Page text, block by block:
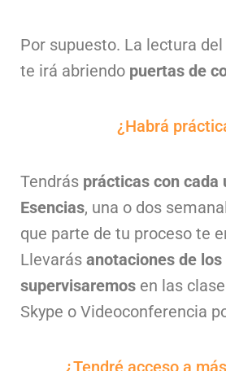
Por supuesto. La lectura del
te irá abriendo puertas de
¿Habrá
Tendrás prácticas con cada
Esencias, una o dos
que parte de tu proceso te
Llevarás anotaciones de
supervisaremos en las
Skype o Videoconferencia
¿Tendré acceso a